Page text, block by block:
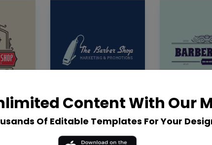
Content With Our
Of Editable Templates For Your